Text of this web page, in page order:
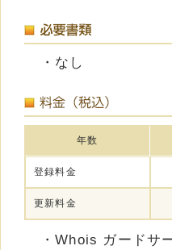
・なし
年数
登録料金
更新料金
・Whois ガード